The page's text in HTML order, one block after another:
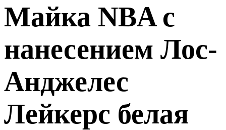
Майка NBA с
нанесением Лос-
Анджелес
Лейкерс белая